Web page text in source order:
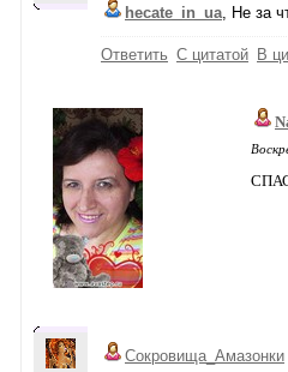
hecate_in_ua, Не за
Ответить С цитатой В
Сокровища_Амазонки